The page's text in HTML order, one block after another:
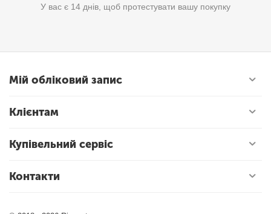
У вас є 14 днів, щоб протестувати вашу покупку
Мій обліковий запис
Клієнтам
Купівельний сервіс
Контакти